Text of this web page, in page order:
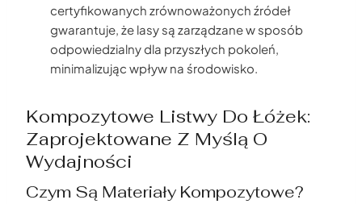
certyfikowanych zrównoważonych źródeł
gwarantuje, że lasy są zarządzane w sposób
odpowiedzialny dla przyszłych pokoleń,
minimalizując wpływ na środowisko.
Kompozytowe Listwy Do Łóżek:
Zaprojektowane Z Myślą O
Wydajności
Czym Są Materiały Kompozytowe?